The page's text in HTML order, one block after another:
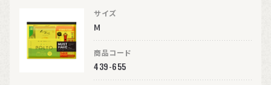
サイズ
M
商品コード
439-655